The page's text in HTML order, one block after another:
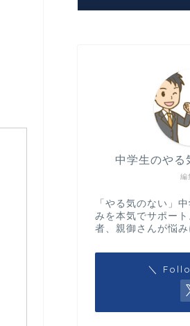
編
中学生のやる
「やる気のない」
みを本気でサポー
者、親御さんが悩み
＼